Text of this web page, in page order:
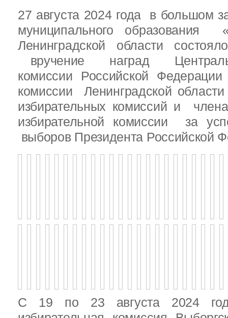
27 августа 2024 года в большом
муниципального образования
Ленинградской области
вручение наград
комиссии Российской
комиссии Ленинградской
избирательных комиссий и
избирательной комиссии за
выборов Президента Российской
С 19 по 23 августа 2024